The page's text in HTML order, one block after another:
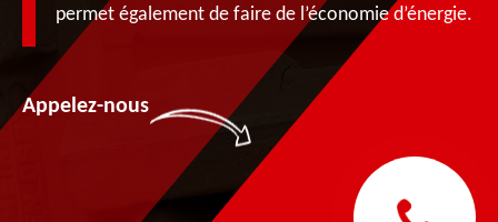
permet également de faire de l’économie d’énergie.
Appelez-nous